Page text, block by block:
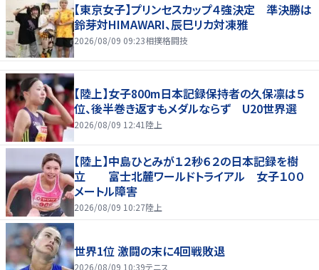
【東京女子】プリンセスカップ４強決定 準決勝は
鈴芽対HIMAWARI、辰巳リカ対凍雅
2026/08/09 09:23相撲格闘技
【陸上】女子800m日本記録保持者の久保凛は５
位、後半巻き返すもメダルならず U20世界選
2026/08/09 12:41 陸上
【陸上】中島ひとみが１２秒６２の日本記録を樹
立 富士北麓ワールドトライアル 女子１００
メートル障害
2026/08/09 10:27陸上
世界1位 激闘の末に4回戦敗退
2026/08/09 10:39テニス